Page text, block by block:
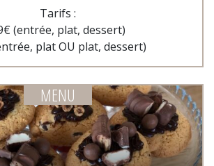
Tarifs :
(entrée, plat, dessert)
plat OU plat, dessert)
MENU